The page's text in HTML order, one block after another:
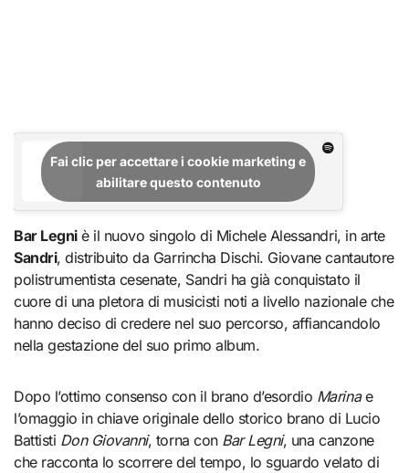
Fai clic per accettare i cookie marketing e
abilitare questo contenuto
Bar Legniè il nuovo singolo di Michele Alessandri, in arte
Sandri, distribuito da Garrincha Dischi. Giovane cantautore
polistrumentista cesenate, Sandri ha già conquistato il
cuore di una pletora di musicisti noti a livello nazionale che
hanno deciso di credere nel suo percorso, affiancandolo
nella gestazione del suo primo album.
Dopo l’ottimo consenso con il brano d’esordio Marinae
l’omaggio in chiave originale dello storico brano di Lucio
Battisti Don Giovanni, torna con Bar Legni, una canzone
che racconta lo scorrere del tempo, lo sguardo velato di